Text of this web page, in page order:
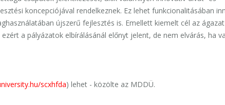
koncepciójával rendelkeznek. Ez lehet funkcionalitásában
újszerű fejlesztés is. Emellett kiemelt cél az ágazat
a pályázatok elbírálásánál előnyt jelent, de nem elvárás, ha
scxhfda) lehet - közölte az MDDÜ.